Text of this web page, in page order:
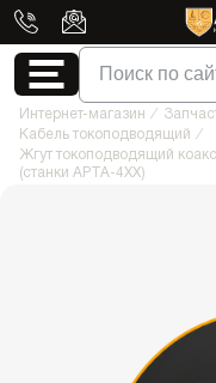
Поиск по
Интернет-магазин /
Кабель токоподводящий /
Жгут токоподводящий
(станки АРТА-4XX)